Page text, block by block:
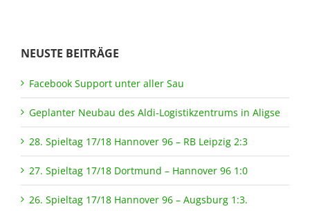
NEUSTE BEITRÄGE
Facebook Support unter aller Sau
Geplanter Neubau des Aldi-Logistikzentrums in Aligse
28. Spieltag 17/18 Hannover 96 – RB Leipzig 2:3
27. Spieltag 17/18 Dortmund – Hannover 96 1:0
26. Spieltag 17/18 Hannover 96 – Augsburg 1:3.